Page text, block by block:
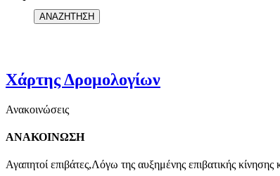
Χάρτης Δρομολογίων
Ανακοινώσεις
ΑΝΑΚΟΙΝΩΣΗ
Αγαπητοί επιβάτες,Λόγω της αυξημένης επιβατικής